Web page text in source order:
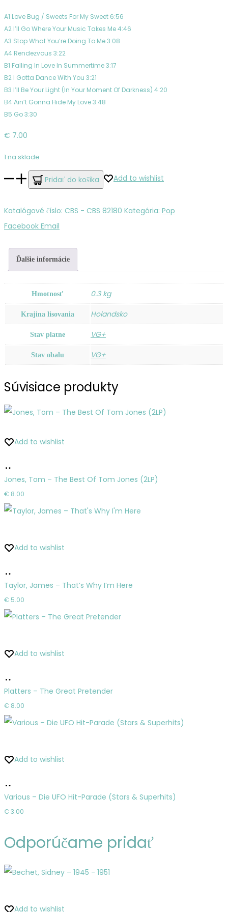
A1 Love Bug / Sweets For My Sweet 6:56
A2 I’ll Go Where Your Music Takes Me 4:46
A3 Stop What You’re Doing To Me 3:08
A4 Rendezvous 3:22
B1 Falling In Love In Summertime 3:17
B2 I Gotta Dance With You 3:21
B3 I’ll Be Your Light (In Your Moment Of Darkness) 4:20
B4 Ain’t Gonna Hide My Love 3:48
B5 Go 3:30
€ 7.00
1 na sklade
množstvo
Tina
–
Soul
Pridať do košíka Add to wishlist
Katalógové číslo: CBS - CBS 82180 Kategória: Pop
Zdieľať
Facebook Email
Ďalšie informácie
Hmotnosť 0.3 kg
Krajina lisovania Holandsko
Stav platne VG+
Stav obalu VG+
Súvisiace produkty
Add to wishlist
do
košíka
Jones, Tom – The Best Of Tom Jones (2LP)
€ 8.00
Add to wishlist
do
košíka
Taylor, James – That’s Why I’m Here
€ 5.00
Add to wishlist
do
košíka
Platters – The Great Pretender
€ 8.00
Add to wishlist
do
košíka
Various – Die UFO Hit-Parade (Stars & Superhits)
€ 3.00
Odporúčame pridať
Add to wishlist